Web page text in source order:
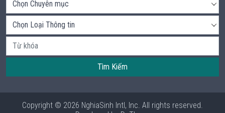
Tìm Kiếm
Copyright © 2026 NghiaSinh Intl, Inc. All rights reserved.